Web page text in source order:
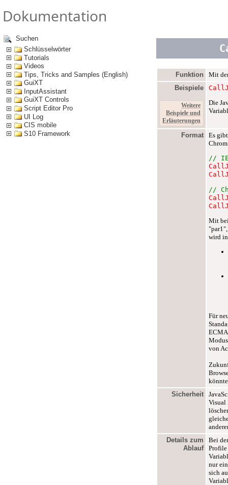
Dokumentation
Suchen
Schlüsselwörter
Tutorials
Videos
Tips, Tricks and Samples (English)
GuiXT
InputAssistant
GuiXT Controls
Script Editor Pro
UI Log
CIS mobile
S10 Framework
Funktion
Mit
Beispiele
Weitere
Beispiele und
Erläuterungen
Die
Format
Es
// IE
//
Mit
wird
Für
von
Sicherheit
Visual
Details zum
Ablauf
Bei
Profile
nur
sich